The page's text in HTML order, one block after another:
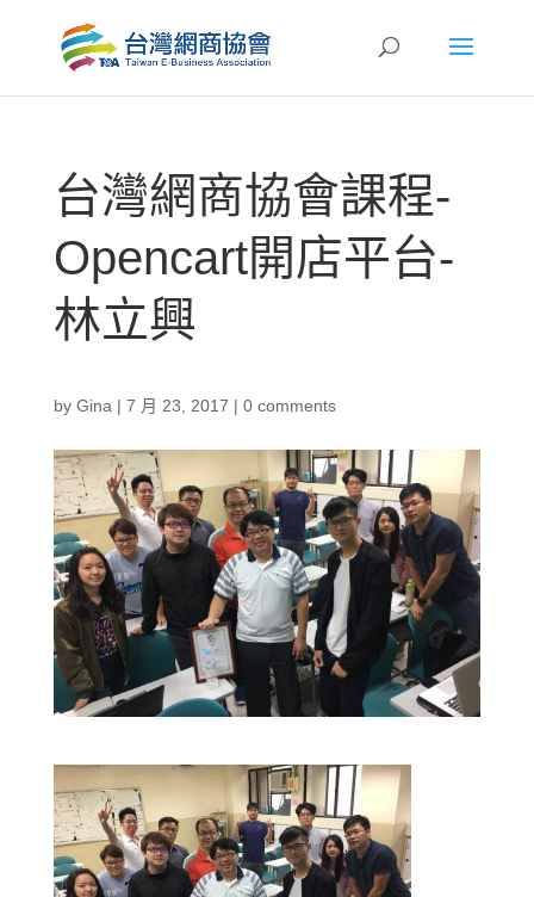
台灣網商協會課程-
Opencart開店平台-
林立興
by Gina | 7 月 23, 2017 | 0 comments